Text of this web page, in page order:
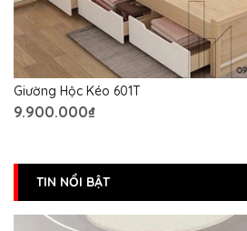
Giường Hộc Kéo 601T
9.900.000₫
TIN NỔI BẬT